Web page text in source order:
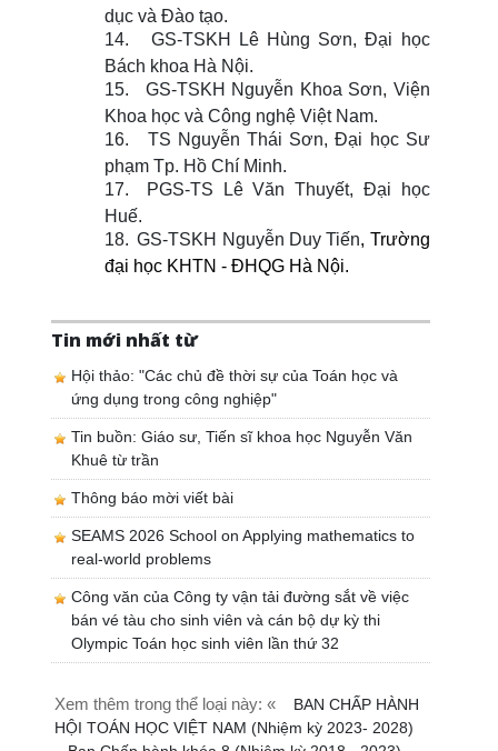
dục và Đào tạo.
14.
GS-TSKH Lê Hùng Sơn, Đại học
Bách khoa Hà Nội.
15.
GS-TSKH Nguyễn Khoa Sơn, Viện
Khoa học và Công nghệ Việt Nam.
16.
TS Nguyễn Thái Sơn, Đại học Sư
phạm Tp. Hồ Chí Minh.
17.
PGS-TS Lê Văn Thuyết, Đại học
Huế.
18. GS-TSKH Nguyễn Duy Tiến, Trường
đại học KHTN - ĐHQG Hà Nội.
Tin mới nhất từ
Hội thảo: "Các chủ đề thời sự của Toán học và
ứng dụng trong công nghiệp"
Tin buồn: Giáo sư, Tiến sĩ khoa học Nguyễn Văn
Khuê từ trần
Thông báo mời viết bài
SEAMS 2026 School on Applying mathematics to
real-world problems
Công văn của Công ty vận tải đường sắt về việc
bán vé tàu cho sinh viên và cán bộ dự kỳ thi
Olympic Toán học sinh viên lần thứ 32
Xem thêm trong thể loại này: «
BAN CHẤP HÀNH
HỘI TOÁN HỌC VIỆT NAM (Nhiệm kỳ 2023- 2028)